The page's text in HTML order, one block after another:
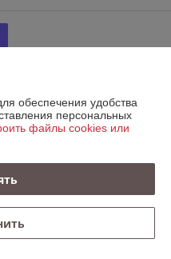
д. 7, пом. 104 (236)
обеспечения удобства
персональных
файлы cookies или